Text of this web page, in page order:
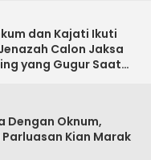
dan Kajati Ikuti
Calon Jaksa
yang Gugur Saat
Dengan Oknum,
Kian Marak